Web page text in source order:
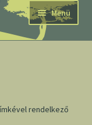
Menü
rendelkező